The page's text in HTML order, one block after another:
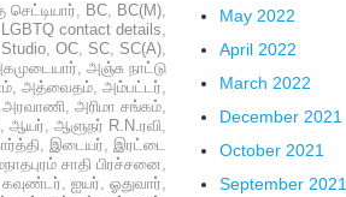
, BC, BC(M),
LGBTQ contact details,
, OC, SC, SC(A),
, அஞ்சு நாட்டு
, அத்வைதம், அம்பட்டர்,
அரவாணி, அரிமா சங்கம்,
, ஆயர், ஆளுநர் R.N.ரவி,
, இடையர், இரட்டை
சாதி பிரச்சனை,
, ஐயர், ஓதுவார்,
May 2022
April 2022
March 2022
December 2021
October 2021
September 2021